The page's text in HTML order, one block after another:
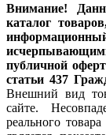
Внимание!
каталог
публичной
статьи 437
Внешний вид
сайте.
реального